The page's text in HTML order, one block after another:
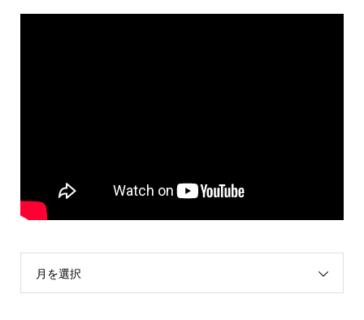
月を選択